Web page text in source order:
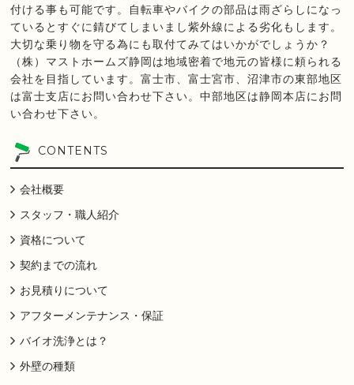
付ける事も可能です。自転車やバイクの部品は雨ざらしになっ
ているとすぐに錆びてしまいまし紫外線による劣化もします。
大切な乗り物を守る為にも取付てみてはいかがでしょうか？
（株）マストホームズ静岡は地域密着で地元の皆様に頼られる
会社を目指しています。富士市、富士宮市、沼津市の東部地区
は富士支店にお問い合わせ下さい。中部地区は静岡本店にお問
い合わせ下さい。
CONTENTS
会社概要
スタッフ・職人紹介
資格について
契約までの流れ
お見積りについて
アフターメンテナンス・保証
バイオ洗浄とは？
外壁の種類